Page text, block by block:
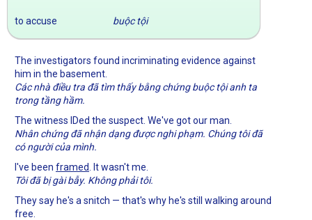
to accuse buộc tội
The investigators found incriminating evidence against
him in the basement.
Các nhà điều tra đã tìm thấy bằng chứng buộc tội anh ta
trong tầng hầm.
The witness IDed the suspect. We've got our man.
Nhân chứng đã nhận dạng được nghi phạm. Chúng tôi đã
có người của mình.
I've been framed
. It wasn't me.
Tôi đã bị gài bẫy. Không phải tôi.
They say he's a snitch — that's why he's still walking around
free.